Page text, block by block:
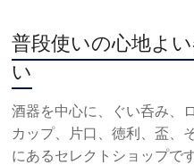
普段使いの心地よ
い
酒器を中心に、ぐい呑み、
カップ、片口、徳利、盃、
にあるセレクトショップです